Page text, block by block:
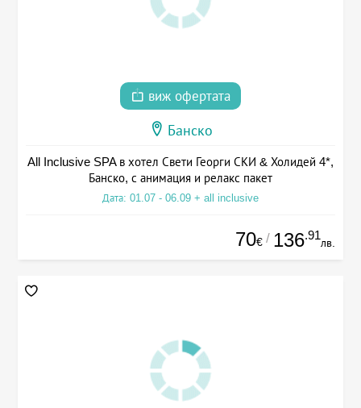
виж офертата
Банско
All Inclusive SPA в хотел Свети Георги СКИ & Холидей 4*,
Банско, с анимация и релакс пакет
Дата: 01.07 - 06.09 + all inclusive
70€ / 136.91
лв.